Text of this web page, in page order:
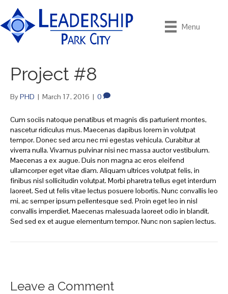
Menu
Project #8
ByPHD | March 17, 2016 | 0
Cum sociis natoque penatibus et magnis dis parturient montes,
nascetur ridiculus mus. Maecenas dapibus lorem in volutpat
tempor. Donec sed arcu nec mi egestas vehicula. Curabitur at
viverra nulla. Vivamus pulvinar nisi nec massa auctor vestibulum.
Maecenas a ex augue. Duis non magna ac eros eleifend
ullamcorper eget vitae diam. Aliquam ultrices volutpat felis, in
finibus nisl sollicitudin volutpat. Morbi pharetra tellus eget interdum
laoreet. Sed ut felis vitae lectus posuere lobortis. Nunc convallis leo
mi, ac semper ipsum pellentesque sed. Proin eget leo in nisl
convallis imperdiet. Maecenas malesuada laoreet odio in blandit.
Sed sed ex et augue elementum tempor. Nunc non sapien lectus.
Leave a Comment